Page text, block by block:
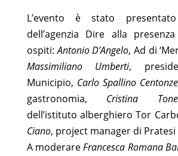
L’evento è stato
dell’agenzia Dire alla
ospiti:Antonio D’Angelo, Ad di
Massimiliano Umberti,
Municipio, Carlo Spallino
gastronomia, Cristina
dell’istituto alberghiero Tor
Ciano, project manager di
A moderareFrancesca Romana